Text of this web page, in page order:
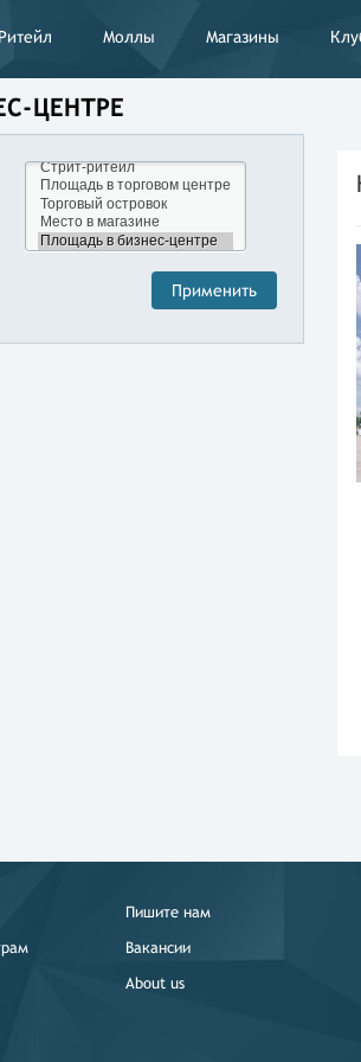
Ритейл Моллы Магазины
ЦЕНТРЕ
Пишите нам
Вакансии
About us